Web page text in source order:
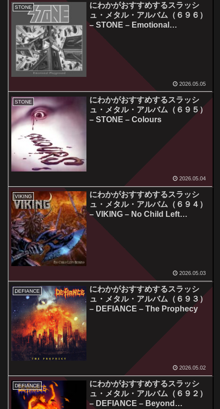
STONE
にわかがおすすめするスラッシ
ュ・メタル・アルバム（６９６）
– STONE – Emotional
Playground
2026.05.05
STONE
にわかがおすすめするスラッシ
ュ・メタル・アルバム（６９５）
– STONE – Colours
2026.05.04
VIKING
にわかがおすすめするスラッシ
ュ・メタル・アルバム（６９４）
– VIKING – No Child Left
Behind
2026.05.03
DEFIANCE
にわかがおすすめするスラッシ
ュ・メタル・アルバム（６９３）
– DEFIANCE – The Prophecy
2026.05.02
DEFIANCE
にわかがおすすめするスラッシ
ュ・メタル・アルバム（６９２）
– DEFIANCE – Beyond